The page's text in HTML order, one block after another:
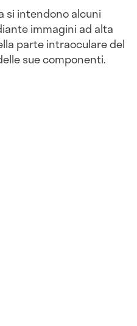
si intendono alcuni
immagini ad alta
parte intraoculare del
sue componenti.